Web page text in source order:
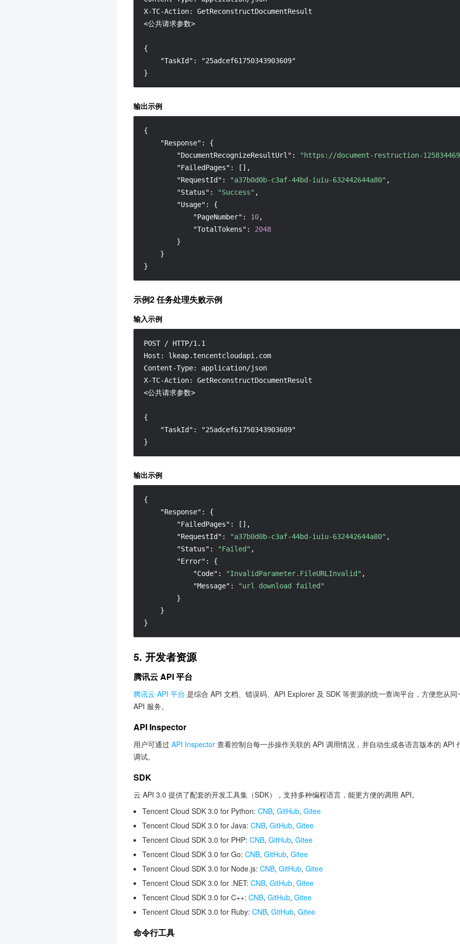
X-TC-Action: GetReconstructDocumentResult
<公共请求参数>
{
    "TaskId": "25adcef61750343903609"
}
输出示例
{
"Response" :
{
"DocumentRecognizeResultUrl" :
"https://document-restruction-
"FailedPages" : [ ] ,
"RequestId" : "a37b0d0b-c3af-44bd-iuiu-632442644a80" ,
"Status" : "Success" ,
"Usage" :
{
"PageNumber" : 10,
"TotalTokens" :
2048
}
}
}
示例2 任务处理失败示例
输入示例
POST / HTTP/1.1
Host: lkeap.tencentcloudapi.com
Content-Type: application/json
X-TC-Action: GetReconstructDocumentResult
<公共请求参数>
{
    "TaskId": "25adcef61750343903609"
}
输出示例
{
"Response" :
{
"FailedPages" : [ ] ,
"RequestId" : "a37b0d0b-c3af-44bd-iuiu-632442644a80" ,
"Status" : "Failed" ,
"Error" :
{
"Code" : "InvalidParameter.FileURLInvalid" ,
"Message" :
"url download failed"
}
}
}
5. 开发者资源
腾讯云 API 平台
腾讯云 API 平台 是综合 API 文档、错误码、API Explorer 及 SDK 等资源的统一查询平台，方便您从
API 服务。
API Inspector
用户可通过 API Inspector 查看控制台每一步操作关联的 API 调用情况，并自动生成各语言版本的 API
调试。
SDK
云 API 3.0 提供了配套的开发工具集（SDK），支持多种编程语言，能更方便的调用 API。
Tencent Cloud SDK 3.0 for Python: CNB, GitHub, Gitee
Tencent Cloud SDK 3.0 for Java: CNB, GitHub, Gitee
Tencent Cloud SDK 3.0 for PHP: CNB, GitHub, Gitee
Tencent Cloud SDK 3.0 for Go: CNB, GitHub, Gitee
Tencent Cloud SDK 3.0 for Node.js: CNB, GitHub, Gitee
Tencent Cloud SDK 3.0 for .NET: CNB, GitHub, Gitee
Tencent Cloud SDK 3.0 for C++: CNB, GitHub, Gitee
Tencent Cloud SDK 3.0 for Ruby: CNB, GitHub, Gitee
命令行工具